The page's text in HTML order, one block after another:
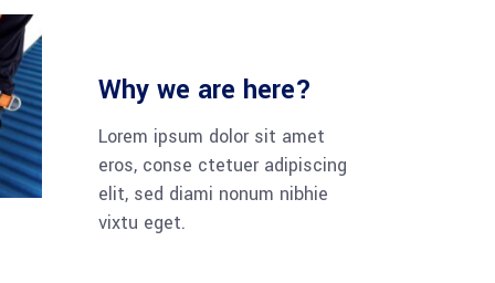
Why we are here?
Lorem ipsum dolor sit amet
eros, conse ctetuer adipiscing
elit, sed diami nonum nibhie
vixtu eget.